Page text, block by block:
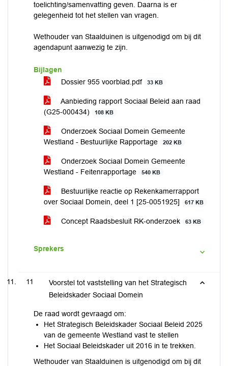
toelichting/samenvatting geven. Daarna is er
gelegenheid tot het stellen van vragen.
Wethouder van Staalduinen is uitgenodigd om bij dit
agendapunt aanwezig te zijn.
Bijlagen
Dossier 955 voorblad.pdf
33 KB
Aanbieding rapport Sociaal Beleid aan raad
(G25-000434)
108 KB
Onderzoek Sociaal Domein Gemeente
Westland - Bestuurlijke Rapportage
202 KB
Onderzoek Sociaal Domein Gemeente
Westland - Feitenrapportage
540 KB
Bestuurlijke reactie op Rekenkamerrapport
over Sociaal Domein, deel 1 [25-0051925]
617 KB
Concept Raadsbesluit RK-onderzoek 63 KB
Sprekers
11
Voorstel tot vaststelling van het Strategisch
Beleidskader Sociaal Domein
De raad wordt gevraagd om:
Het Strategisch Beleidskader Sociaal Beleid 2025
van de gemeente Westland vast te stellen
Het Sociaal Beleidskader uit 2016 in te trekken.
Wethouder van Staalduinen is uitgenodigd om bij dit